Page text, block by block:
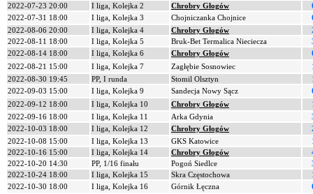
2022-07-23 20:00
I liga, Kolejka 2 Chrobry Głogów
2022-07-31 18:00
I liga, Kolejka 3 Chojniczanka Chojnice
2022-08-06 20:00
I liga, Kolejka 4 Chrobry Głogów
2022-08-11 18:00
I liga, Kolejka 5 Bruk-Bet Termalica Nieciecza
2022-08-14 18:00
I liga, Kolejka 6 Chrobry Głogów
2022-08-21 15:00
I liga, Kolejka 7 Zagłębie Sosnowiec
2022-08-30 19:45
PP, I runda Stomil Olsztyn
2022-09-03 15:00
I liga, Kolejka 9 Sandecja Nowy Sącz
2022-09-12 18:00
I liga, Kolejka 10 Chrobry Głogów
2022-09-16 18:00
I liga, Kolejka 11 Arka Gdynia
2022-10-03 18:00
I liga, Kolejka 12 Chrobry Głogów
2022-10-08 15:00
I liga, Kolejka 13 GKS Katowice
2022-10-16 15:00
I liga, Kolejka 14 Chrobry Głogów
2022-10-20 14:30
PP, 1/16 finału Pogoń Siedlce
2022-10-24 18:00
I liga, Kolejka 15 Skra Częstochowa
2022-10-30 18:00
I liga, Kolejka 16 Górnik Łęczna